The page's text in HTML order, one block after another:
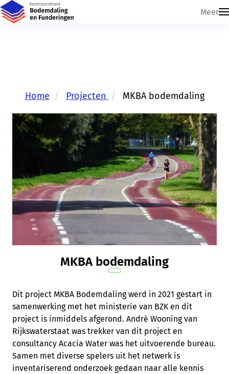
Meer
Home Projecten MKBA bodemdaling
MKBA bodemdaling
Dit project MKBA Bodemdaling werd in 2021 gestart in
samenwerking met het ministerie van BZK en dit
project is inmiddels afgerond. André Wooning van
Rijkswaterstaat was trekker van dit project en
consultancy Acacia Water was het uitvoerende bureau.
Samen met diverse spelers uit het netwerk is
inventariserend onderzoek gedaan naar alle kennis